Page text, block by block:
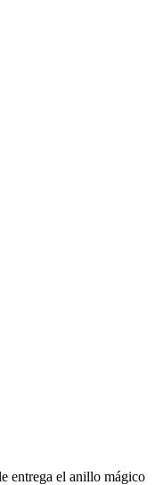
entrega el anillo mágico